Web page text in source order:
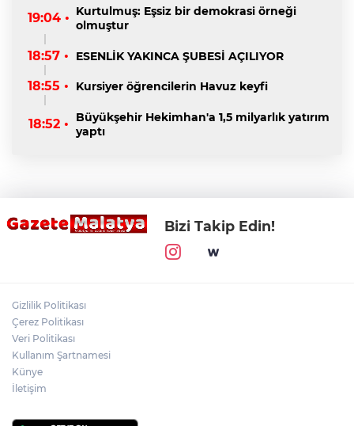
19:04 • Kurtulmuş: Eşsiz bir demokrasi örneği
olmuştur
18:57 • ESENLİK YAKINCA ŞUBESİ AÇILIYOR
18:55 • Kursiyer öğrencilerin Havuz keyfi
18:52 •
Büyükşehir Hekimhan'a 1,5 milyarlık yatırım
yaptı
Bizi Takip Edin!
Gizlilik Politikası
Çerez Politikası
Veri Politikası
Kullanım Şartnamesi
Künye
İletişim